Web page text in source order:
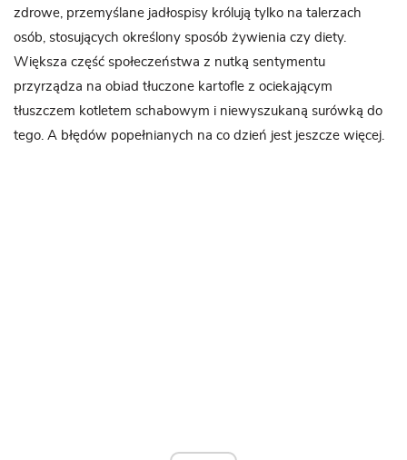
zdrowe, przemyślane jadłospisy królują tylko na talerzach
osób, stosujących określony sposób żywienia czy diety.
Większa część społeczeństwa z nutką sentymentu
przyrządza na obiad tłuczone kartofle z ociekającym
tłuszczem kotletem schabowym i niewyszukaną surówką do
tego. A błędów popełnianych na co dzień jest jeszcze więcej.